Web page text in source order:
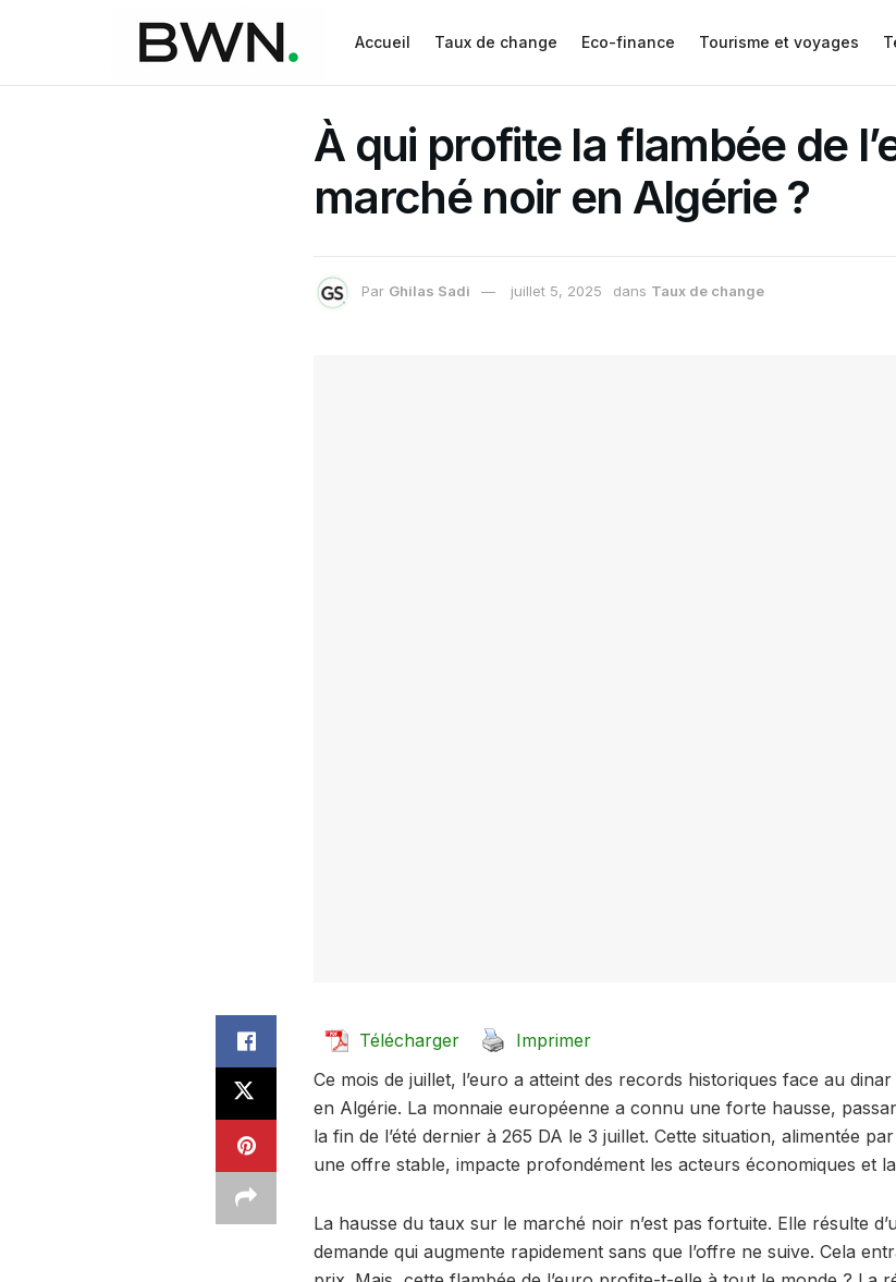
Accueil Taux de change Eco-finance Tourisme et voyages
À qui profite la flambée de
marché noir en Algérie ?
Par Ghilas Sadi juillet 5, 2025 dans Taux de change
Télécharger
Imprimer
Ce mois de juillet, l’euro a atteint des records historiques face au
en Algérie. La monnaie européenne a connu une forte hausse,
la fin de l’été dernier à 265 DA le 3 juillet. Cette situation, alimentée
une offre stable, impacte profondément les acteurs économiques et
La hausse du taux sur le marché noir n’est pas fortuite. Elle résulte
demande qui augmente rapidement sans que l’offre ne suive. Cela